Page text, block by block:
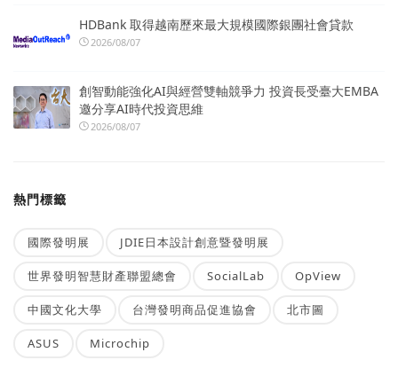
HDBank 取得越南歷來最大規模國際銀團社會貸款
2026/08/07
創智動能強化AI與經營雙軸競爭力 投資長受臺大EMBA
邀分享AI時代投資思維
2026/08/07
熱門標籤
國際發明展 JDIE日本設計創意暨發明展
世界發明智慧財產聯盟總會 SocialLab OpView
中國文化大學 台灣發明商品促進協會 北市圖
ASUS Microchip